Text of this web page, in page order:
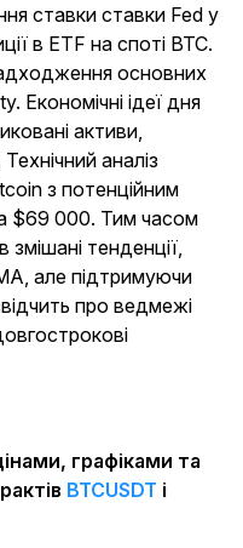
ставки ставки Fed у
в ETF на споті BTC.
основних
Економічні ідеї дня
активи,
аналіз
з потенційним
$69 000. Тим часом
тенденції,
але підтримуючи
про ведмежі
графіками та
BTCUSDT і